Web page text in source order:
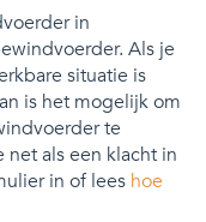
in
Als je
situatie is
is het mogelijk om
te
als een klacht in
in of lees hoe